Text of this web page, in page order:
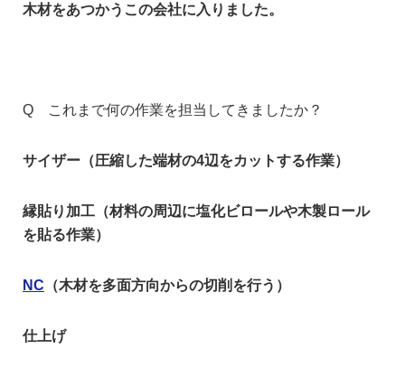
木材をあつかうこの会社に入りました。
Q これまで何の作業を担当してきましたか？
サイザー（圧縮した端材の4辺をカットする作業）
縁貼り加工（材料の周辺に塩化ビロールや木製ロール
を貼る作業）
NC （木材を多面方向からの切削を行う）
仕上げ